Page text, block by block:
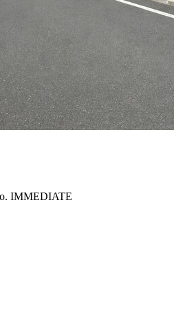
IMMEDIATE